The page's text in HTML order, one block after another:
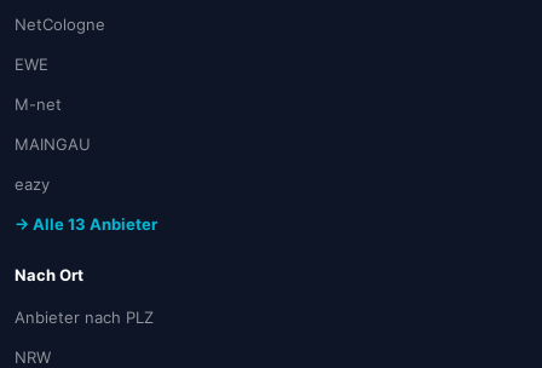
NetCologne
EWE
M-net
MAINGAU
eazy
→ Alle 13 Anbieter
Nach Ort
Anbieter nach PLZ
NRW